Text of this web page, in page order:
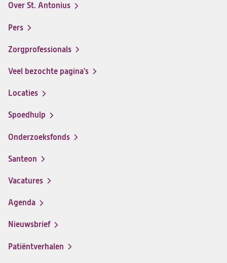
een
ziekenhuis
op
een
op
een
op
menu
Over St. Antonius
Pers
Zorgprofessionals
Veel bezochte pagina's
Locaties
Spoedhulp
Onderzoeksfonds
Santeon
(opent
in
nieuwe
Vacatures
(opent
in
nieuwe
Agenda
Nieuwsbrief
Patiëntverhalen